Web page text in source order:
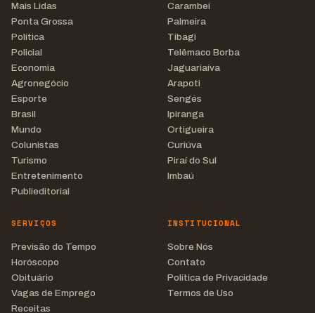
Mais Lidas
Ponta Grossa
Política
Policial
Economia
Agronegócio
Esporte
Brasil
Mundo
Colunistas
Turismo
Entretenimento
Publieditorial
Carambeí
Palmeira
Tibagi
Telêmaco Borba
Jaguariaíva
Arapoti
Sengés
Ipiranga
Ortigueira
Curiúva
Piraí do Sul
Imbaú
SERVIÇOS
Previsão do Tempo
Horóscopo
Obituário
Vagas de Emprego
Receitas
INSTITUCIONAL
Sobre Nós
Contato
Política de Privacidade
Termos de Uso